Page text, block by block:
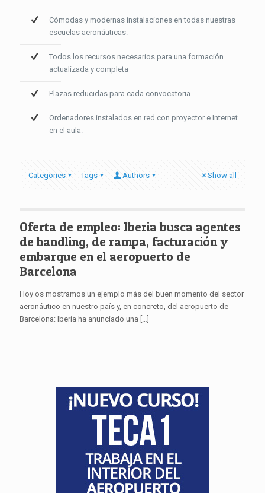
Cómodas y modernas instalaciones en todas nuestras
escuelas aeronáuticas.
Todos los recursos necesarios para una formación
actualizada y completa
Plazas reducidas para cada convocatoria.
Ordenadores instalados en red con proyector e Internet
en el aula.
Categories Tags Authors Show all
Oferta de empleo: Iberia busca agentes
de handling, de rampa, facturación y
embarque en el aeropuerto de
Barcelona
Hoy os mostramos un ejemplo más del buen momento del sector
aeronáutico en nuestro país y, en concreto, del aeropuerto de
Barcelona: Iberia ha anunciado una